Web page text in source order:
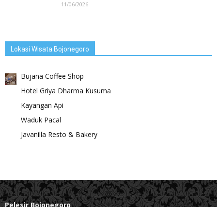
11/06/2026
Lokasi Wisata Bojonegoro
Bujana Coffee Shop
Hotel Griya Dharma Kusuma
Kayangan Api
Waduk Pacal
Javanilla Resto & Bakery
Pelesir Bojonegoro